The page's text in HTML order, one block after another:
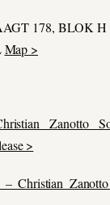
178, BLOK H
Map >
Zanotto
>
Christian